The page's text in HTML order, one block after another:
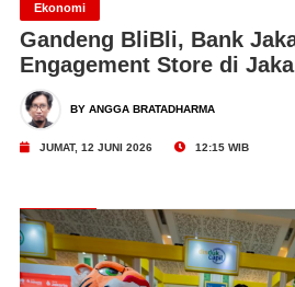
Ekonomi
Gandeng BliBli, Bank
Engagement Store di
BY ANGGA BRATADHARMA
JUMAT, 12 JUNI 2026 12:15 WIB